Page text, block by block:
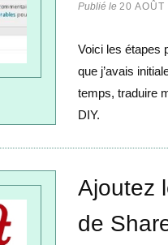
Publié le 20 AOÛT
Voici les étapes
que j’avais
temps, traduire
DIY.
Ajoutez
de